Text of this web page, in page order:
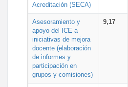
Acreditación (SECA)
Asesoramiento y
apoyo del ICE a
iniciativas de mejora
docente (elaboración
de informes y
participación en
grupos y comisiones)
9,17